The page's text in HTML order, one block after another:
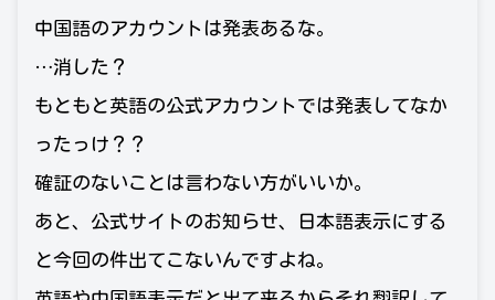
中国語のアカウントは発表あるな。
…消した？
もともと英語の公式アカウントでは発表してなか
ったっけ？？
確証のないことは言わない方がいいか。
あと、公式サイトのお知らせ、日本語表示にする
と今回の件出てこないんですよね。